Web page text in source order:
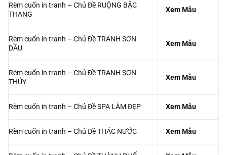
Rèm cuốn in tranh – Chủ Đề RUỘNG BẬC
THANG
Xem Mẫu
Rèm cuốn in tranh – Chủ Đề TRANH SƠN
DẦU
Xem Mẫu
Rèm cuốn in tranh – Chủ Đề TRANH SƠN
THỦY
Xem Mẫu
Rèm cuốn in tranh – Chủ Đề SPA LÀM ĐẸP Xem Mẫu
Rèm cuốn in tranh – Chủ Đề THÁC NƯỚC Xem Mẫu